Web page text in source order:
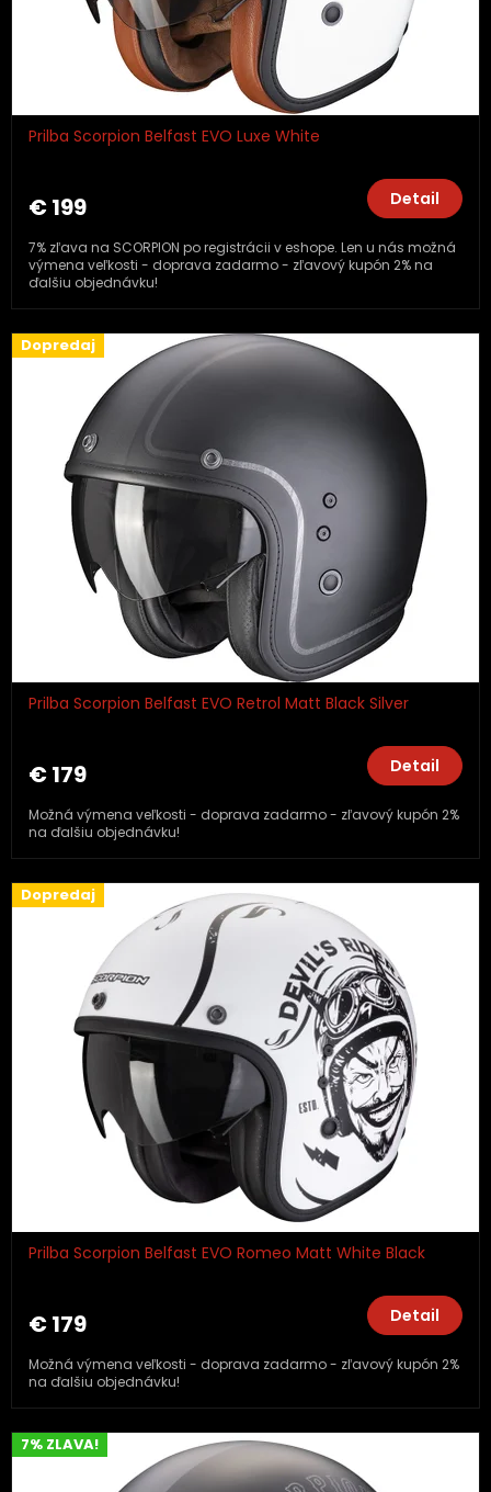
Prilba Scorpion Belfast EVO Luxe White
€ 199 Detail
7% zľava na SCORPION po registrácii v eshope. Len u nás možná
výmena veľkosti - doprava zadarmo - zľavový kupón 2% na
ďalšiu objednávku!
Dopredaj
Prilba Scorpion Belfast EVO Retrol Matt Black Silver
€ 179 Detail
Možná výmena veľkosti - doprava zadarmo - zľavový kupón 2%
na ďalšiu objednávku!
Dopredaj
Prilba Scorpion Belfast EVO Romeo Matt White Black
€ 179 Detail
Možná výmena veľkosti - doprava zadarmo - zľavový kupón 2%
na ďalšiu objednávku!
7% ZLAVA!